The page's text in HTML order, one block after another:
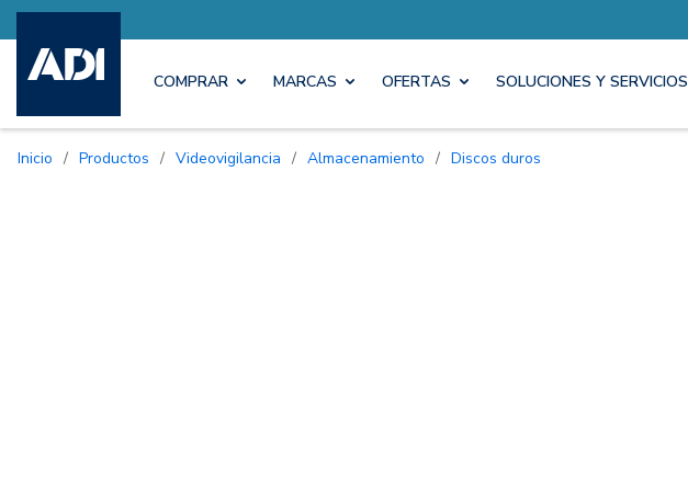
COMPRAR MARCAS OFERTAS SOLUCIONES Y SERVICIOS
Inicio / Productos / Videovigilancia / Almacenamiento / Discos duros